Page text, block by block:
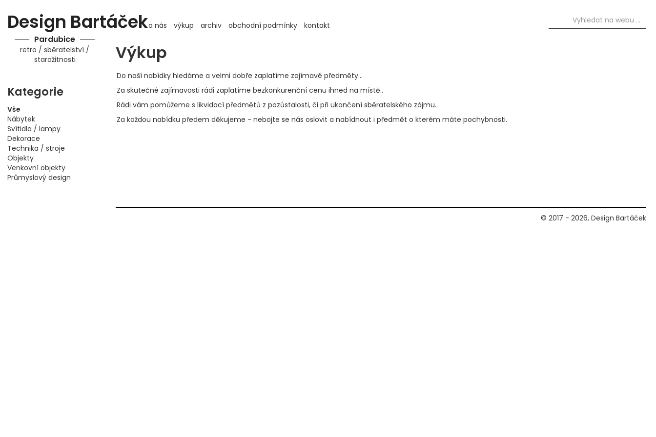
Design Bartáček
Pardubice
retro / sběratelství /
starožitnosti
Kategorie
Vše
Nábytek
Svítidla / lampy
Dekorace
Technika / stroje
Objekty
Venkovní objekty
Průmyslový design
o nás výkup archiv obchodní podmínky kontakt
Výkup
Do naší nabídky hledáme a velmi dobře zaplatíme zajímavé předměty...
Za skutečné zajímavosti rádi zaplatíme bezkonkurenční cenu ihned na místě..
Rádi vám pomůžeme s likvidací předmětů z pozůstalosti, či při ukončení sběratelského zájmu..
Za každou nabídku předem děkujeme - nebojte se nás oslovit a nabídnout i předmět o kterém máte pochybnosti.
© 2017 - 2026, Design Bartáček